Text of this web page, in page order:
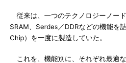
従来は、一つのテクノロジーノード
SRAM、Serdes／DDRなどの機能を
Chip）を一度に製造していた。
これを、機能別に、それぞれ最適